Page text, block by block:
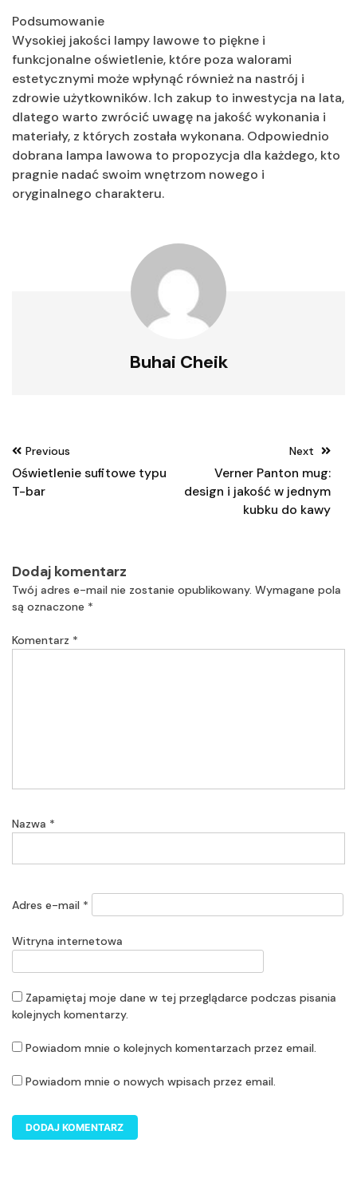
Podsumowanie
Wysokiej jakości lampy lawowe to piękne i
funkcjonalne oświetlenie, które poza walorami
estetycznymi może wpłynąć również na nastrój i
zdrowie użytkowników. Ich zakup to inwestycja na lata,
dlatego warto zwrócić uwagę na jakość wykonania i
materiały, z których została wykonana. Odpowiednio
dobrana lampa lawowa to propozycja dla każdego, kto
pragnie nadać swoim wnętrzom nowego i
oryginalnego charakteru.
Buhai Cheik
Nawigacja
wpisu
Previous
Oświetlenie sufitowe typu
T-bar
Next
Verner Panton mug:
design i jakość w jednym
kubku do kawy
Dodaj komentarz
Twój adres e-mail nie zostanie opublikowany. Wymagane pola
są oznaczone *
Komentarz *
Nazwa *
Adres e-mail *
Witryna internetowa
Zapamiętaj moje dane w tej przeglądarce podczas pisania
kolejnych komentarzy.
Powiadom mnie o kolejnych komentarzach przez email.
Powiadom mnie o nowych wpisach przez email.